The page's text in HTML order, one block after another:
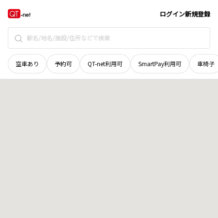
ログイン新規登録
空車あり 予約可 QT-net利用可 SmartPay利用可 車椅子
石川県